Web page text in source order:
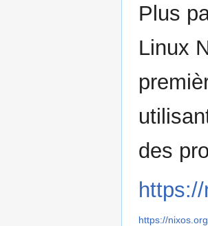
Plus
Linux
des
https://